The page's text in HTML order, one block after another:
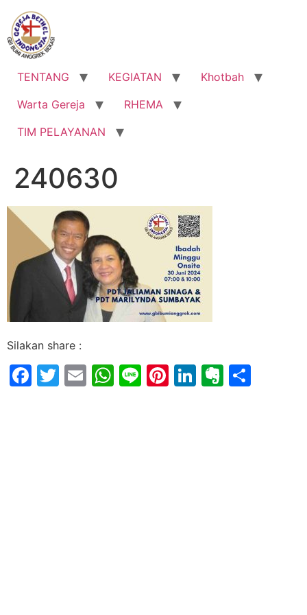
Lewati
konten
TENTANG KEGIATAN
Khotbah
Warta Gereja
RHEMA
TIM PELAYANAN
240630
Silakan share :
Facebook
Twitter
EmailWhatsApp
LinePinterest
LinkedIn